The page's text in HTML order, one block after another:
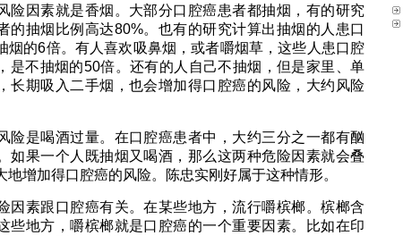
险因素就是香烟。大部分口腔癌患者都抽烟，有的研究
的抽烟比例高达80%。也有的研究计算出抽烟的人患口
烟的6倍。有人喜欢吸鼻烟，或者嚼烟草，这些人患口腔
是不抽烟的50倍。还有的人自己不抽烟，但是家里、单
长期吸入二手烟，也会增加得口腔癌的风险，大约风险
险是喝酒过量。在口腔癌患者中，大约三分之一都有酗
如果一个人既抽烟又喝酒，那么这两种危险因素就会叠
地增加得口腔癌的风险。陈忠实刚好属于这种情形。
因素跟口腔癌有关。在某些地方，流行嚼槟榔。槟榔含
些地方，嚼槟榔就是口腔癌的一个重要因素。比如在印